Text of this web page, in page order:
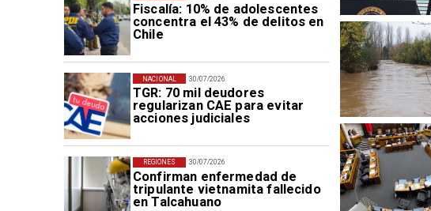
Fiscalía: 10% de adolescentes
concentra el 43% de delitos en
Chile
30/07/2026
TGR: 70 mil deudores
regularizan CAE para evitar
acciones judiciales
NACIONAL
30/07/2026
Confirman enfermedad de
tripulante vietnamita fallecido
en Talcahuano
REGIONES